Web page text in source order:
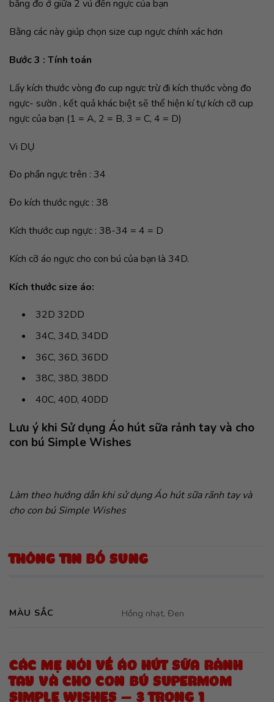
băng đo ở giữa 2 vú đến ngực của bạn
Bằng các này giúp chọn size cup ngực chính xác hơn
Bước 3 : Tính toán
Lấy kích thước vòng đo cup ngực trừ đi kích thước vòng đo
ngực- sườn , kết quả khác biệt sẽ thể hiện kí tự kích cỡ cup
ngực của bạn (1 = A, 2 = B, 3 = C, 4 = D)
Vi DỤ
Đo phần ngực trên : 34
Đo kích thước ngực : 38
Kích thước cup ngực : 38-34 = 4 = D
Kích cỡ áo ngực cho con bú của bạn là 34D.
Kích thước size áo:
32D 32DD
34C, 34D, 34DD
36C, 36D, 36DD
38C, 38D, 38DD
40C, 40D, 40DD
Lưu ý khi Sử dụng Áo hút sữa rảnh tay và cho
con bú Simple Wishes
Làm theo hướng dẫn khi sử dụng Áo hút sữa rãnh tay và
cho con bú Simple Wishes
THÔNG TIN BỔ SUNG
MÀU SẮC Hồng nhạt, Đen
CÁC MẸ NÓI VỀ ÁO HÚT SỮA RẢNH
TAY VÀ CHO CON BÚ SUPERMOM
SIMPLE WISHES – 3 TRONG 1